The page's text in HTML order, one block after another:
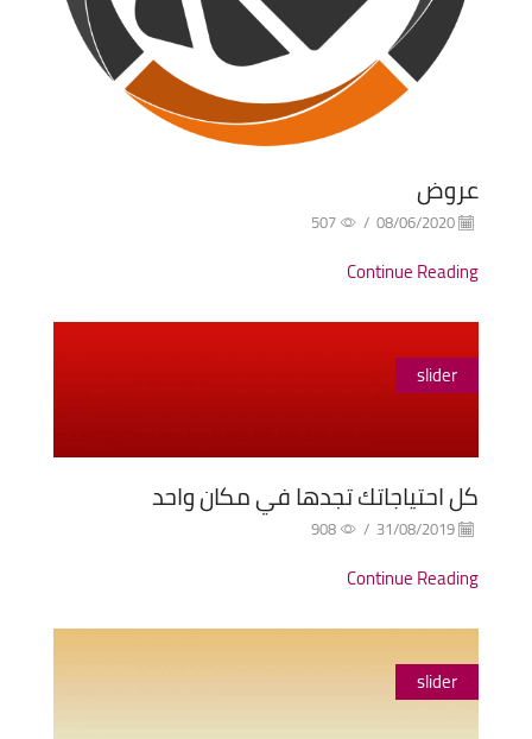
عروض
/
507
Continue Reading
slider
كل احتياجاتك تجدها في مكان واحد
/
908
Continue Reading
slider